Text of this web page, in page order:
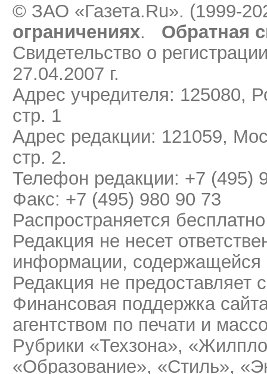
© ЗАО «Газета.Ru». (1999-
ограничениях.
Обратная
Свидетельство о
27.04.2007 г.
Адрес учредителя: 125080,
стр. 1
Адрес редакции: 121059,
стр. 2.
Телефон редакции: +7 (495)
Факс: +7 (495) 980 90 73
Распространяется бесплатно
Редакция не несет
информации, содержащейся
Редакция не предоставляет
Финансовая поддержка
агентством по печати и
Рубрики «Техзона»,
«Образование», «Стиль»,